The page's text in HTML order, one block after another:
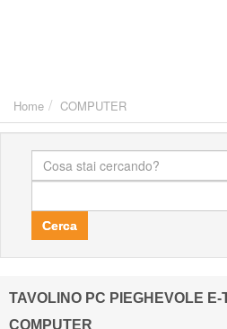
Home COMPUTER
Cerca
TAVOLINO PC PIEGHEVOLE
COMPUTER